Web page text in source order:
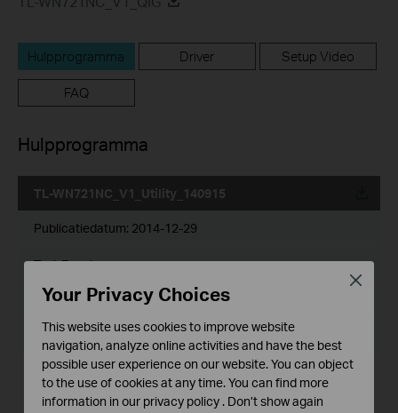
Hulpprogramma Driver Setup Video
FAQ
Hulpprogramma
TL-WN721NC_V1_Utility_140915
Publicatiedatum: 2014-12-29
Taal:Engels
Bestandsgrootte:
Besturingssysteem: Vista/XP/7/8
Notes:
For TL-WN721NC V1
Your Privacy Choices
This website uses cookies to improve website
navigation, analyze online activities and have the best
possible user experience on our website. You can object
to the use of cookies at any time. You can find more
information in our privacy policy . Don’t show again
Close